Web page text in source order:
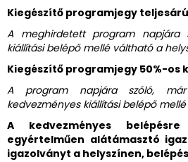
Kiegészítő programjegy
A meghirdetett program napjára
kiállítási belépő mellé váltható a
Kiegészítő programjegy 50%-os
A program napjára szóló,
kedvezményes kiállítási belépő
A kedvezményes
egyértelműen alátámasztó
igazolványt a helyszínen,